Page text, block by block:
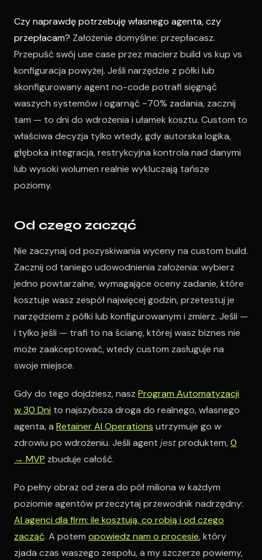
Czy naprawdę potrzebuję własnego agenta, czy
przepłacam? Założenie domyślne: przepłacasz.
Przepuść swój use case przez macierz build vs kup vs
konfiguracja powyżej. Jeśli narzędzie z półki lub
skonfigurowany agent no-code potrafi sięgnąć
waszych systemów i ogarnąć ~70% zadania, zacznij
tam — to dni do wdrożenia i ułamek kosztu. Custom to
właściwa decyzja tylko wtedy, gdy autorska logika,
głęboka integracja, restrykcyjna kontrola nad danymi
lub wysoki wolumen realnie wykluczają tańsze
poziomy.
Od czego zacząć
Nie zaczynaj od pozyskiwania wyceny na custom build.
Zacznij od taniego udowodnienia założenia: wybierz
jedno powtarzalne, wymagające oceny zadanie, które
kosztuje wasz zespół najwięcej godzin, przetestuj je
narzędziem z półki lub konfigurowanym i zmierz. Jeśli —
i tylko jeśli — trafi to na ścianę, której wasz biznes nie
może zaakceptować, wtedy custom zasługuje na
swoje miejsce.
Gdy do tego dojdziesz, nasz Program Automatyzacji
w 30 Dni to najszybsza droga do realnego, własnego
agenta, a Retainer AI Operations utrzymuje go w
zdrowiu po wdrożeniu. Jeśli agent jestproduktem,0
→ MVP zbuduje całość.
Po pełny obraz od zera do pół miliona w każdym
poziomie agentów przeczytaj przewodnik nadrzędny:
AI agenci dla firm: ile kosztują, co robią i od czego
zacząć. A potem opowiedz nam o procesie, który
zjada czas waszego zespołu, a my szczerze powiemy,